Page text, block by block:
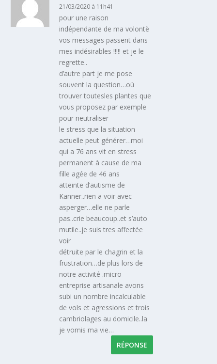
21/03/2020 à 11h41
pour une raison
indépendante de ma volontè
vos messages passent dans
mes indésirables !!!!! et je le
regrette..
d’autre part je me pose
souvent la question…où
trouver toutesles plantes que
vous proposez par exemple
pour neutraliser
le stress que la situation
actuelle peut générer…moi
qui a 76 ans vit en stress
permanent à cause de ma
fille agée de 46 ans
atteinte d’autisme de
Kanner..rien a voir avec
asperger…elle ne parle
pas..crie beaucoup..et s’auto
mutile..je suis tres affectée
voir
détruite par le chagrin et la
frustration…de plus lors de
notre activité .micro
entreprise artisanale avons
subi un nombre incalculable
de vols et agressions et trois
cambriolages au domicile..la
je vomis ma vie…
RÉPONSE